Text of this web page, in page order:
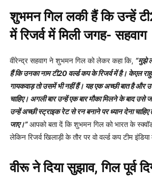
शुभमन गिल लकी हैं कि उन्हें टी
में रिजर्व में मिली जगह- सहवाग
वीरेन्द्र सहवाग ने शुभमन गिल को लेकर कहा कि, “मुझे
हैं कि उनका नाम टी20 वर्ल्ड कप के रिजर्व में है। केएल
गायकवाड़ तो उसमें भी नहीं हैं। यह एक अच्छी बात है और
चाहिए। अगली बार उन्हें एक बार मौका मिलने के बाद उसे
उन्हें अच्छी स्ट्राइक रेट से रन बनाने पर ध्यान देना
जाए।”आपको बता दें कि शुभमन गिल को भारत के स्क्वॉड
लेकिन रिजर्व खिलाड़ी के तौर पर वो वर्ल्ड कप टीम
वीरू ने दिया सुझाव,गिल पूर्व